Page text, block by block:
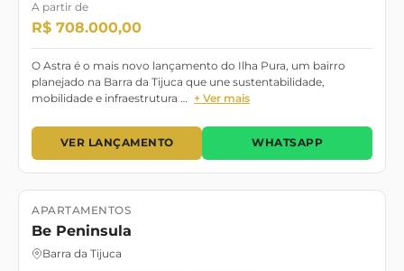
A partir de
R$ 708.000,00
O Astra é o mais novo lançamento do Ilha Pura, um bairro
planejado na Barra da Tijuca que une sustentabilidade,
mobilidade e infraestrutura … + Ver mais
VER LANÇAMENTO WHATSAPP
Lançamento Pronto para morar
APARTAMENTOS
Be Peninsula
Barra da Tijuca